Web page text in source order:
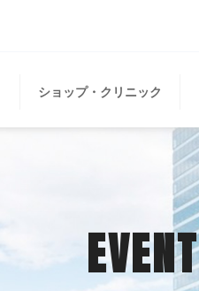
ショップ・クリニック
EVENT